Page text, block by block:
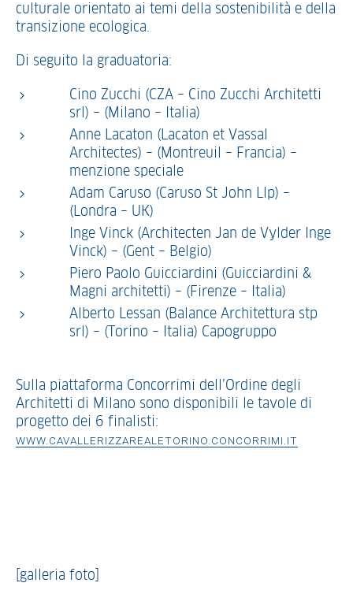
culturale orientato ai temi della sostenibilità e della
transizione ecologica.
Di seguito la graduatoria:
Cino Zucchi (CZA – Cino Zucchi Architetti
srl) – (Milano – Italia)
Anne Lacaton (Lacaton et Vassal
Architectes) – (Montreuil – Francia) –
menzione speciale
Adam Caruso (Caruso St John Llp) –
(Londra – UK)
Inge Vinck (Architecten Jan de Vylder Inge
Vinck) – (Gent – Belgio)
Piero Paolo Guicciardini (Guicciardini &
Magni architetti) – (Firenze – Italia)
Alberto Lessan (Balance Architettura stp
srl) – (Torino – Italia) Capogruppo
Sulla piattaforma Concorrimi dell’Ordine degli
Architetti di Milano sono disponibili le tavole di
progetto dei 6 finalisti:
WWW.CAVALLERIZZAREALETORINO.CONCORRIMI.IT
[galleria foto]